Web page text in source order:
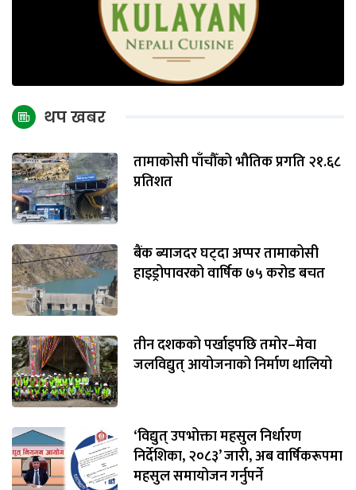
थप खबर
तामाकोसी पाँचौँको भौतिक प्रगति २१.६८
प्रतिशत
बैंक ब्याजदर घट्दा अप्पर तामाकोसी
हाइड्रोपावरको वार्षिक ७५ करोड बचत
तीन दशकको पर्खाइपछि तमोर–मेवा
जलविद्युत् आयोजनाको निर्माण थालियो
‘विद्युत् उपभोक्ता महसुल निर्धारण
निर्देशिका, २०८३’ जारी, अब वार्षिकरूपमा
महसुल समायोजन गर्नुपर्ने